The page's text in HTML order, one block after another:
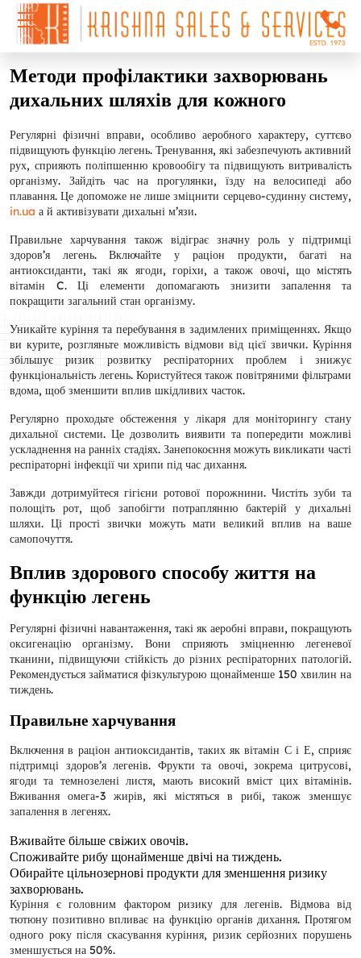
Методи профілактики захворювань
дихальних шляхів для кожного
Регулярні фізичні вправи, особливо аеробного характеру, суттєво
підвищують функцію легень. Тренування, які забезпечують активний
рух, сприяють поліпшенню кровообігу та підвищують витривалість
організму. Зайдіть час на прогулянки, їзду на велосипеді або
плавання. Це допоможе не лише зміцнити серцево-судинну систему,
in.ua а й активізувати дихальні м’язи.
Правильне харчування також відіграє значну роль у підтримці
здоров’я легень. Включайте у раціон продукти, багаті на
антиоксиданти, такі як ягоди, горіхи, а також овочі, що містять
вітамін C. Ці елементи допомагають знизити запалення та
покращити загальний стан організму.
Уникайте куріння та перебування в задимлених приміщеннях. Якщо
ви курите, розгляньте можливість відмови від цієї звички. Куріння
збільшує ризик розвитку респіраторних проблем і знижує
функціональність легень. Користуйтеся також повітряними фільтрами
вдома, щоб зменшити вплив шкідливих часток.
Регулярно проходьте обстеження у лікаря для моніторингу стану
дихальної системи. Це дозволить виявити та попередити можливі
ускладнення на ранніх стадіях. Занепокоєння можуть викликати часті
респіраторні інфекції чи хрипи під час дихання.
Завжди дотримуйтеся гігієни ротової порожнини. Чистіть зуби та
полощіть рот, щоб запобігти потраплянню бактерій у дихальні
шляхи. Ці прості звички можуть мати великий вплив на ваше
самопочуття.
Вплив здорового способу життя на
функцію легень
Регулярні фізичні навантаження, такі як аеробні вправи, покращують
оксигенацію організму. Вони сприяють зміцненню легеневої
тканини, підвищуючи стійкість до різних респіраторних патологій.
Рекомендується займатися фізкультурою щонайменше 150 хвилин на
тиждень.
Правильне харчування
Включення в раціон антиоксидантів, таких як вітамін С і Е, сприяє
підтримці здоров’я легенів. Фрукти та овочі, зокрема цитрусові,
ягоди та темнозелені листя, мають високий вміст цих вітамінів.
Вживання омега-3 жирів, які містяться в рибі, також зменшує
запалення в легенях.
Вживайте більше свіжих овочів.
Споживайте рибу щонайменше двічі на тиждень.
Обирайте цільнозернові продукти для зменшення ризику
захворювань.
Куріння є головним фактором ризику для легенів. Відмова від
тютюну позитивно впливає на функцію органів дихання. Протягом
одного року після скасування куріння, ризик серйозних порушень
зменшується на 50%.